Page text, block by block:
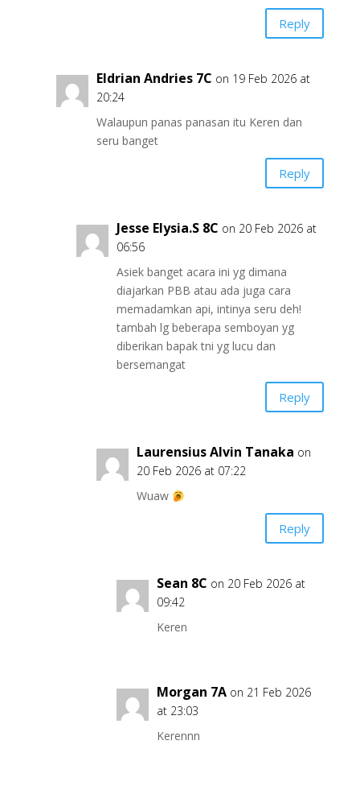
Reply
Eldrian Andries 7C on 19 Feb 2026 at
20:24
Walaupun panas panasan itu Keren dan
seru banget
Reply
Jesse Elysia.S 8C on 20 Feb 2026 at
06:56
Asiek banget acara ini yg dimana
diajarkan PBB atau ada juga cara
memadamkan api, intinya seru deh!
tambah lg beberapa semboyan yg
diberikan bapak tni yg lucu dan
bersemangat
Reply
Laurensius Alvin Tanaka on
20 Feb 2026 at 07:22
Wuaw
Reply
Sean 8C on 20 Feb 2026 at
09:42
Keren
Morgan 7A on 21 Feb 2026
at 23:03
Kerennn